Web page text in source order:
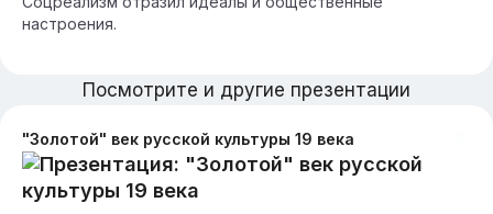
настроения.
Посмотрите и другие презентации
"Золотой" век русской культуры 19 века